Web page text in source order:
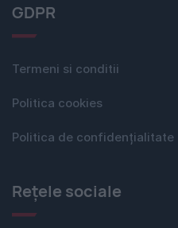
GDPR
Termeni si conditii
Politica cookies
Politica de confidențialitate
Rețele sociale